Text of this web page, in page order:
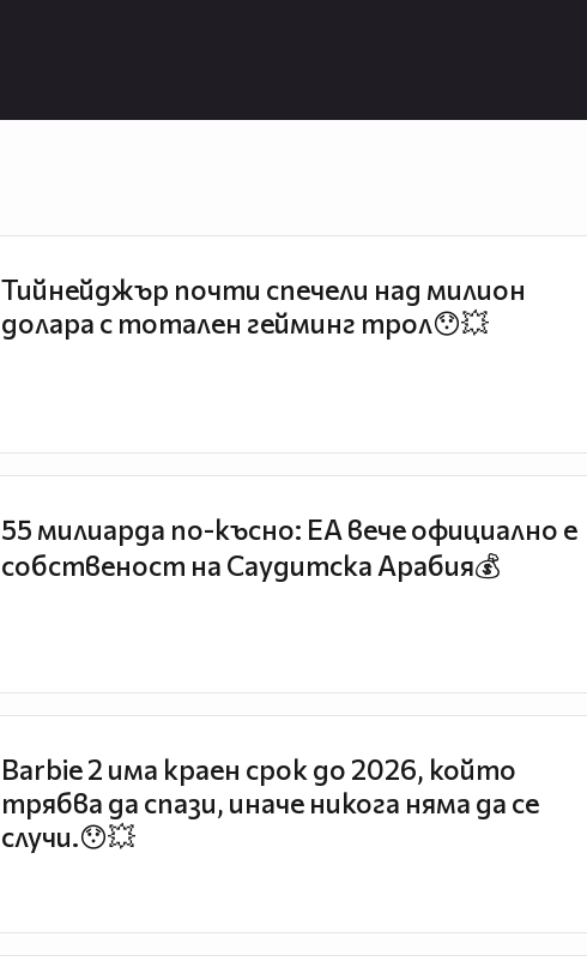
Тийнейджър почти спечели над милион
долара с тотален гейминг трол😯💥
55 милиарда по-късно: EA вече официално е
собственост на Саудитска Арабия💰
Barbie 2 има краен срок до 2026, който
трябва да спази, иначе никога няма да се
случи.😯💥